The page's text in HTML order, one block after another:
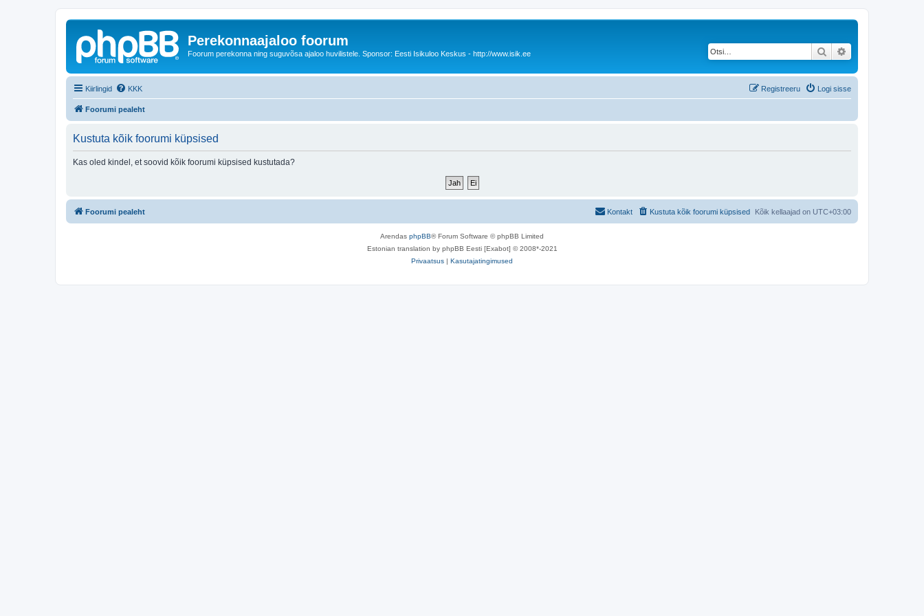
Perekonnaajaloo foorum
Foorum perekonna ning suguvõsa ajaloo huvilistele. Sponsor: Eesti Isikuloo Keskus - http://www.isik.ee Otsi
Kiirlingid KKK Logi sisse
Registreeru
Foorumi pealeht
Kustuta kõik foorumi küpsised
Kas oled kindel, et soovid kõik foorumi küpsised kustutada?
Foorumi pealeht Kõik kellaajad on UTC+03:00
Kustuta kõik foorumi küpsised
Kontakt
Arendas phpBB® Forum Software © phpBB Limited
Estonian translation by phpBB Eesti [Exabot] © 2008*-2021
Privaatsus | Kasutajatingimused